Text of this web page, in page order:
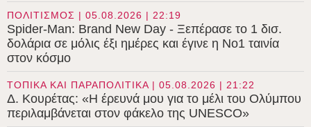
ΠΟΛΙΤΙΣΜΟΣ | 05.08.2026 | 22:19
Spider-Man: Brand New Day - Ξεπέρασε το 1 δισ.
δολάρια σε μόλις έξι ημέρες και έγινε η Νο1 ταινία
στον κόσμο
ΤΟΠΙΚΑ ΚΑΙ ΠΑΡΑΠΟΛΙΤΙΚΑ | 05.08.2026 | 21:22
Δ. Κουρέτας: «Η έρευνά μου για το μέλι του Ολύμπου
περιλαμβάνεται στον φάκελο της UNESCO»